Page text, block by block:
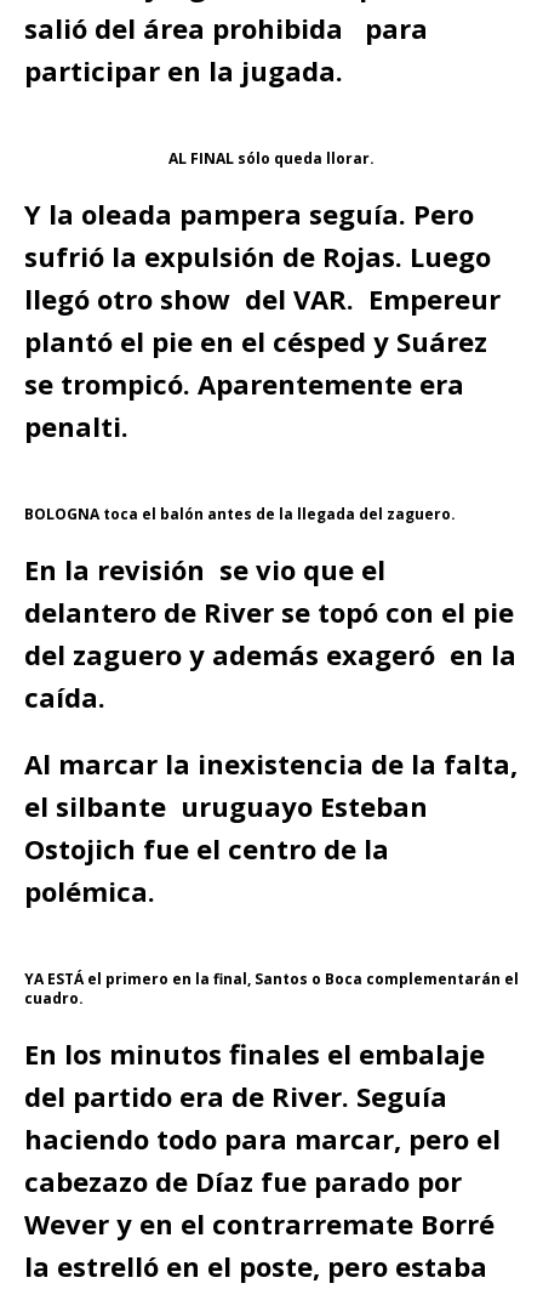
salió del área prohibida para
participar en la jugada.
AL FINAL sólo queda llorar.
Y la oleada pampera seguía. Pero
sufrió la expulsión de Rojas. Luego
llegó otro show del VAR. Empereur
plantó el pie en el césped y Suárez
se trompicó. Aparentemente era
penalti.
BOLOGNA toca el balón antes de la llegada del zaguero.
En la revisión se vio que el
delantero de River se topó con el pie
del zaguero y además exageró en la
caída.
Al marcar la inexistencia de la falta,
el silbante uruguayo Esteban
Ostojich fue el centro de la
polémica.
YA ESTÁ el primero en la final, Santos o Boca complementarán el
cuadro.
En los minutos finales el embalaje
del partido era de River. Seguía
haciendo todo para marcar, pero el
cabezazo de Díaz fue parado por
Wever y en el contrarremate Borré
la estrelló en el poste, pero estaba